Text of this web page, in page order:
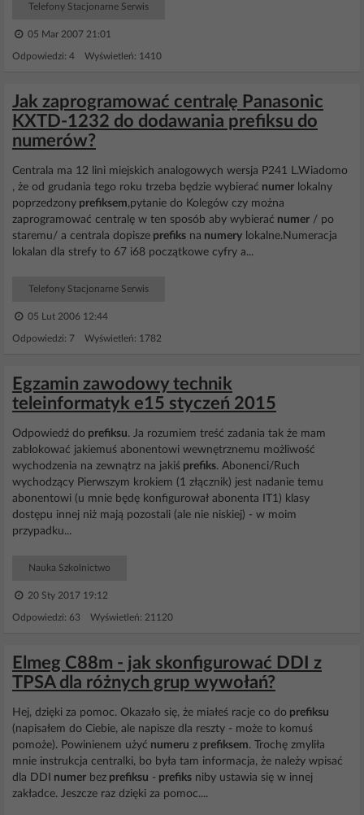
Telefony Stacjonarne Serwis
05 Mar 2007 21:01
Odpowiedzi: 4 Wyświetleń: 1410
Jak zaprogramować centralę Panasonic
KXTD-1232 do dodawania prefiksu do
numerów?
Centrala ma 12 lini miejskich analogowych wersja P241 L.Wiadomo
, że od grudania tego roku trzeba będzie wybierać numer lokalny
poprzedzony prefiksem,pytanie do Kolegów czy można
zaprogramować centralę w ten sposób aby wybierać numer / po
staremu/ a centrala dopisze prefiks na numery lokalne.Numeracja
lokalan dla strefy to 67 i68 początkowe cyfry a...
Telefony Stacjonarne Serwis
05 Lut 2006 12:44
Odpowiedzi: 7 Wyświetleń: 1782
Egzamin zawodowy technik
teleinformatyk e15 styczeń 2015
Odpowiedź do prefiksu. Ja rozumiem treść zadania tak że mam
zablokować jakiemuś abonentowi wewnętrznemu możliwość
wychodzenia na zewnątrz na jakiś prefiks. Abonenci/Ruch
wychodzący Pierwszym krokiem (1 złącznik) jest nadanie temu
abonentowi (u mnie będę konfigurował abonenta IT1) klasy
dostępu innej niż mają pozostali (ale nie niskiej) - w moim
przypadku...
Nauka Szkolnictwo
20 Sty 2017 19:12
Odpowiedzi: 63 Wyświetleń: 21120
Elmeg C88m - jak skonfigurować DDI z
TPSA dla różnych grup wywołań?
Hej, dzięki za pomoc. Okazało się, że miałeś racje co do prefiksu
(napisałem do Ciebie, ale napisze dla reszty - może to komuś
pomoże). Powinienem użyć numeru z prefiksem. Trochę zmyliła
mnie instrukcja centralki, bo była tam informacja, że należy wpisać
dla DDI
numer bez prefiksu - prefiks niby ustawia się w innej
zakładce. Jeszcze raz dzięki za pomoc....